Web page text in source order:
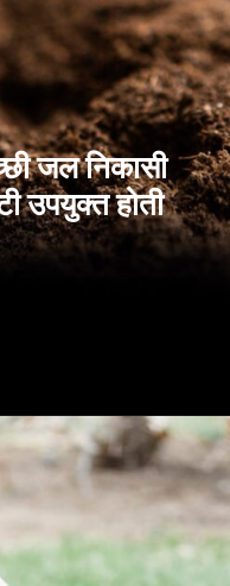
जल निकासी
उपयुक्त होती